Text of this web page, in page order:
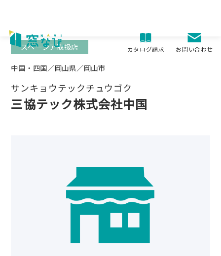
content
カタログ請求 お問い合わせ
中国・四国／岡山県／岡山市
サンキョウテックチュウゴク
三協テック株式会社中国
スペーシア取扱店